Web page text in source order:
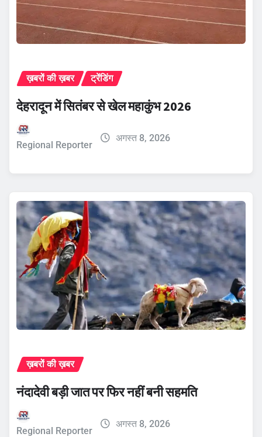
ख़बरों की ख़बर ट्रेंडिंग
देहरादून में सितंबर से खेल महाकुंभ 2026
Regional Reporter
अगस्त 8, 2026
ख़बरों की ख़बर
नंदादेवी बड़ी जात पर फिर नहीं बनी सहमति
Regional Reporter
अगस्त 8, 2026